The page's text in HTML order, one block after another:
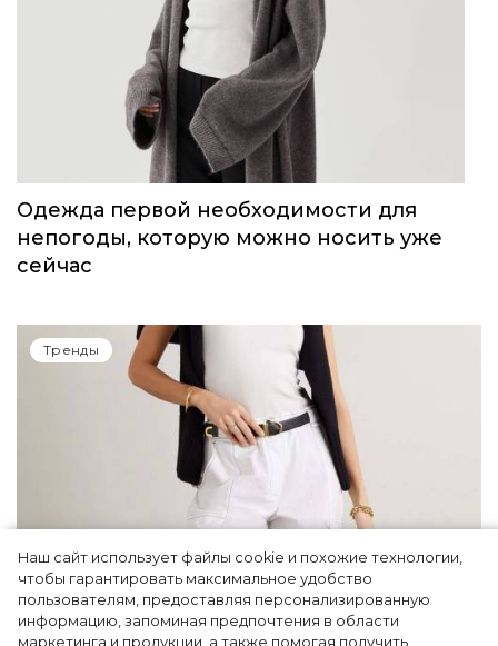
Наш сайт использует файлы cookie и похожие технологии,
чтобы гарантировать максимальное удобство
пользователям, предоставляя персонализированную
информацию, запоминая предпочтения в области
маркетинга и продукции, а также помогая получить
Одежда первой необходимости для
непогоды, которую можно носить уже
сейчас
Тренды
5 фасонов брюк, которые повсюду этим